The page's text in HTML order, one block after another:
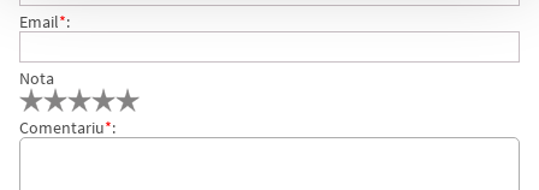
Email*:
Nota
Comentariu*: